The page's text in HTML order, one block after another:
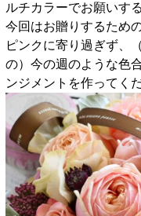
ルチカラーでお願いす
今回はお贈りするための
ピンクに寄り過ぎず、
の）今の週のような色
ンジメントを作ってく